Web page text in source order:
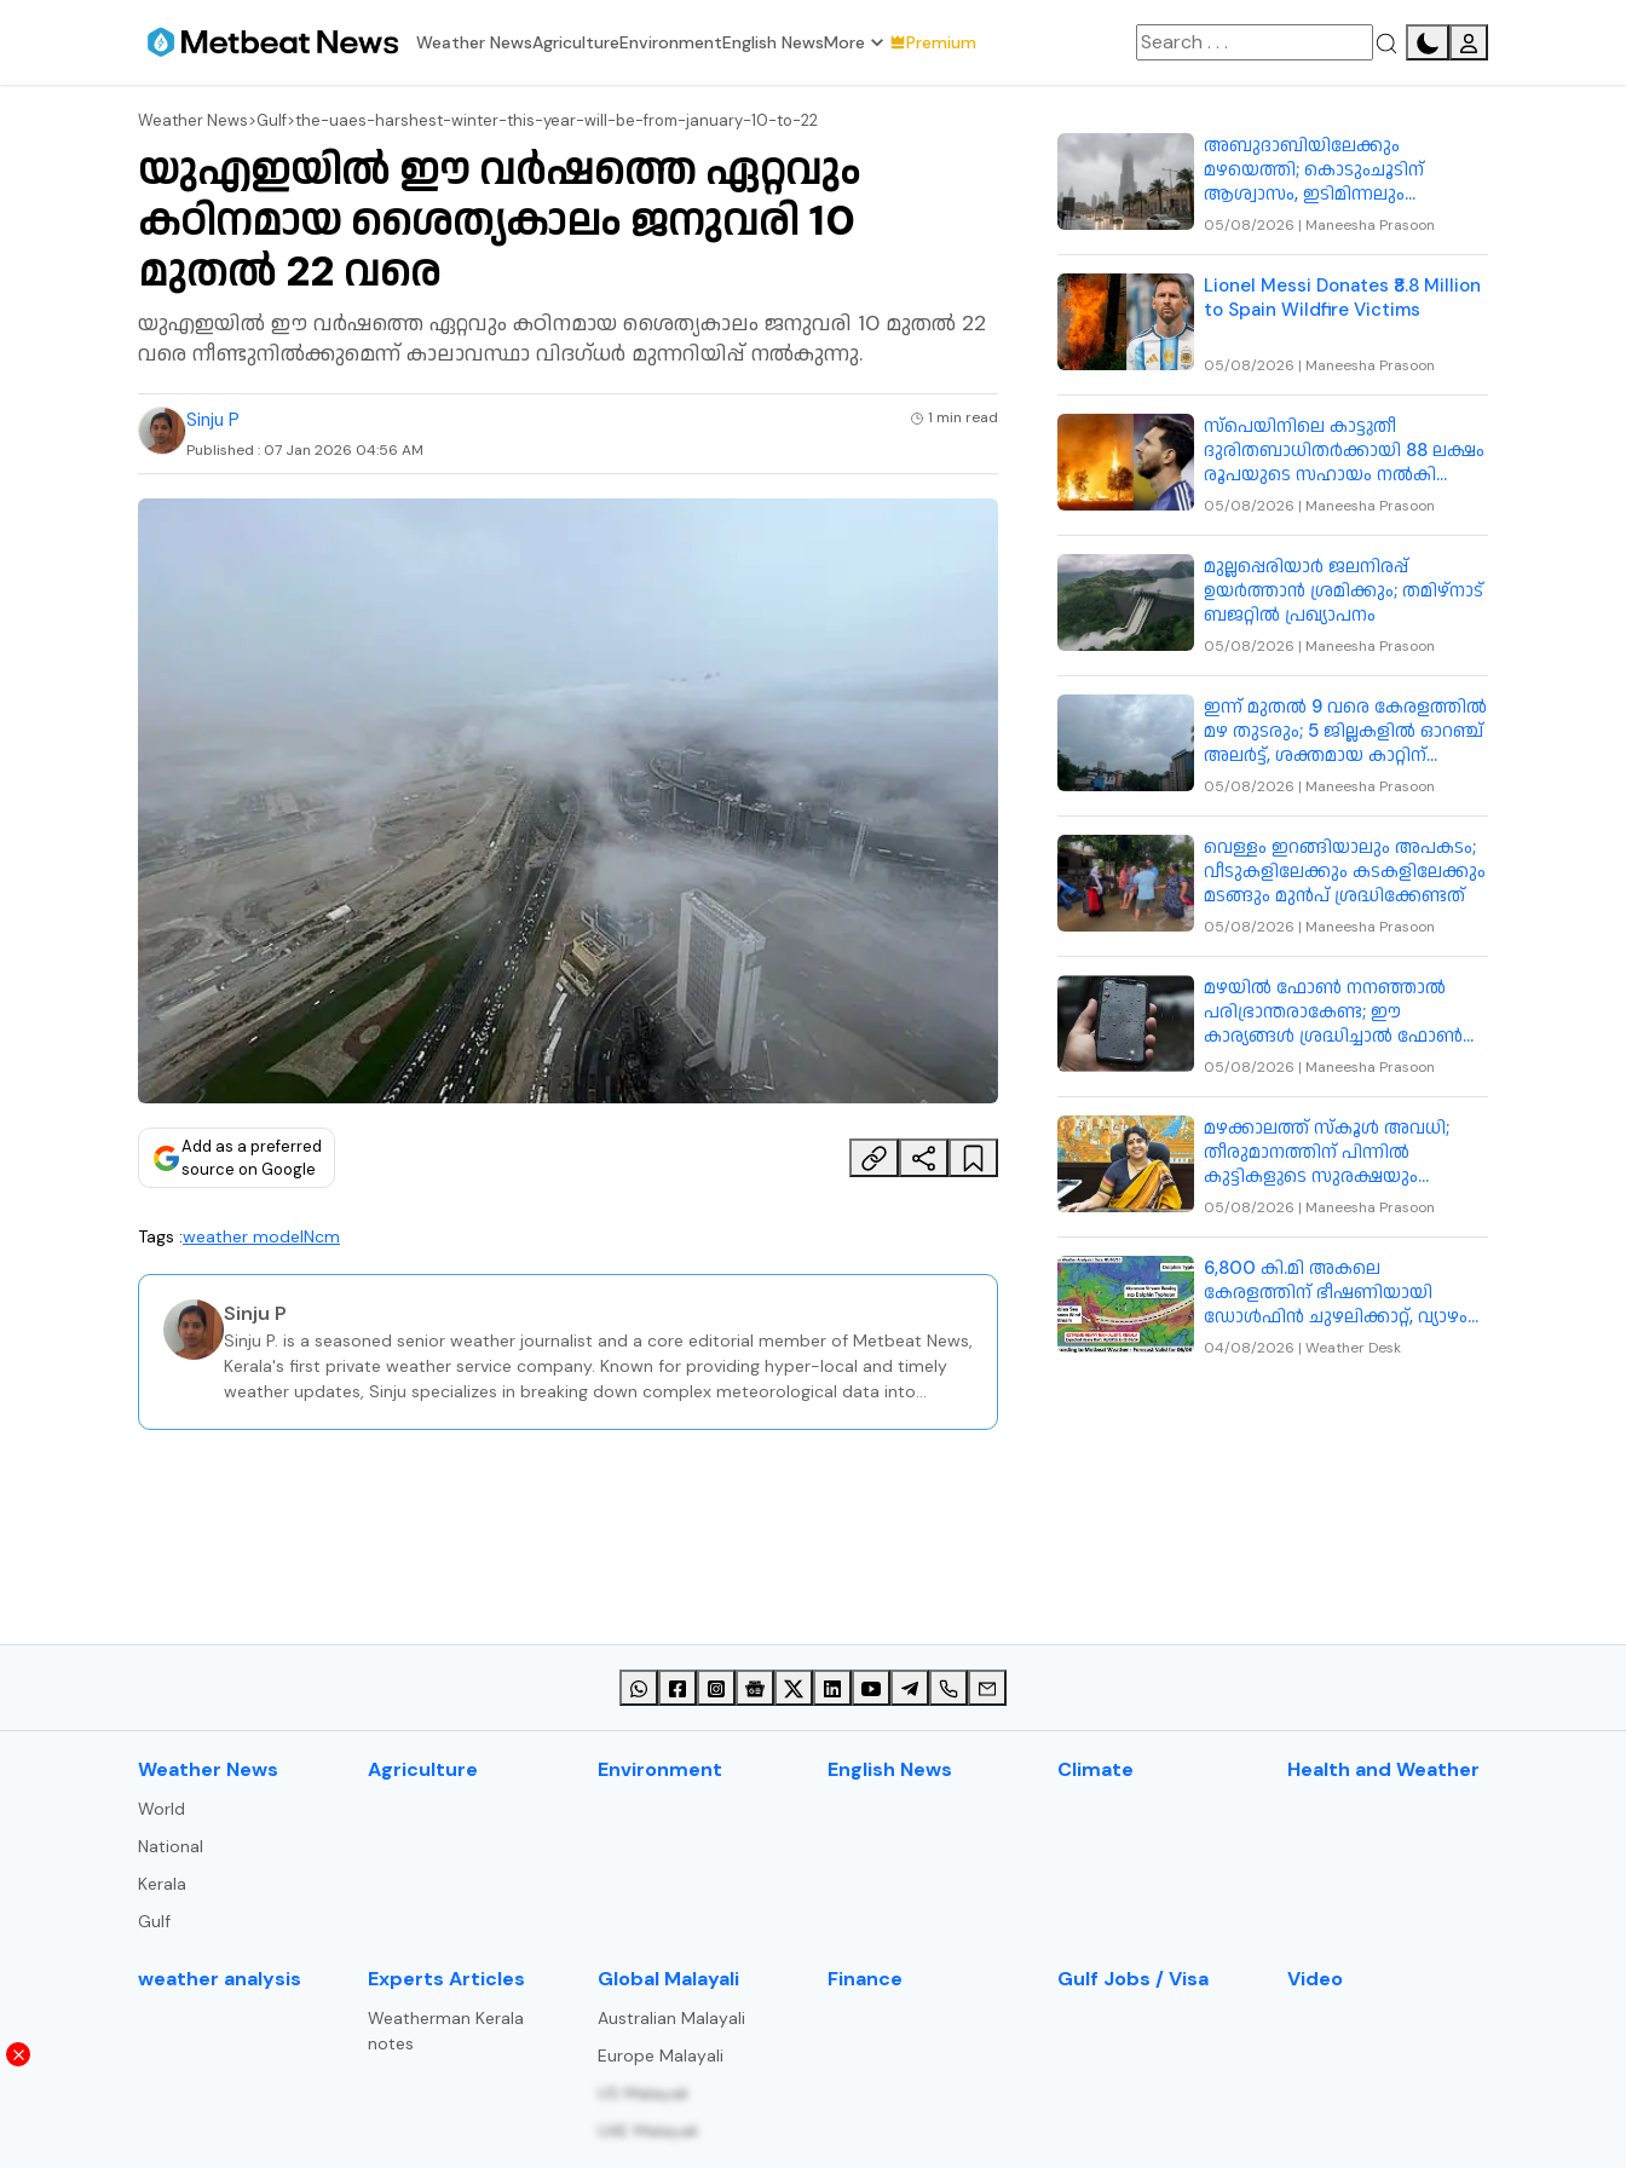
⁠Weather NewsAgricultureEnvironmentEnglish NewsMore Premium
⁠Weather News>Gulf>the-uaes-harshest-winter-this-year-will-be-from-january-10-to-22
യു‌എഇയിൽ ഈ വർഷത്തെ ഏറ്റവും
കഠിനമായ ശൈത്യകാലം ജനുവരി 10
മുതൽ 22 വരെ
യു‌എഇയിൽ ഈ വർഷത്തെ ഏറ്റവും കഠിനമായ ശൈത്യകാലം ജനുവരി 10 മുതൽ 22
വരെ നീണ്ടുനിൽക്കുമെന്ന് കാലാവസ്ഥാ വിദഗ്ധർ മുന്നറിയിപ്പ് നൽകുന്നു.
Sinju P 1 min read
Published : 07 Jan 2026 04:56 AM
Add as a preferred
source on Google
Tags :weather modelNcm
Sinju P
Sinju P. is a seasoned senior weather journalist and a core editorial member of Metbeat News,
Kerala's first private weather service company. Known for providing hyper-local and timely
weather updates, Sinju specializes in breaking down complex meteorological data into
അബുദാബിയിലേക്കും
മഴയെത്തി; കൊടുംചൂടിന്
ആശ്വാസം, ഇടിമിന്നലും
ശക്തമായ കാറ്റും
05/08/2026 | Maneesha Prasoon
Lionel Messi Donates ₹8.8 Million
to Spain Wildfire Victims
05/08/2026 | Maneesha Prasoon
സ്പെയിനിലെ കാട്ടുതീ
ദുരിതബാധിതർക്കായി 88 ലക്ഷം
രൂപയുടെ സഹായം നൽകി
ലയണൽ മെസ്സി
05/08/2026 | Maneesha Prasoon
മുല്ലപ്പെരിയാർ ജലനിരപ്പ്
ഉയർത്താൻ ശ്രമിക്കും; തമിഴ്നാട്
ബജറ്റിൽ പ്രഖ്യാപനം
05/08/2026 | Maneesha Prasoon
ഇന്ന് മുതൽ 9 വരെ കേരളത്തിൽ
മഴ തുടരും; 5 ജില്ലകളിൽ ഓറഞ്ച്
അലർട്ട്, ശക്തമായ കാറ്റിന്
സാധ്യത
05/08/2026 | Maneesha Prasoon
വെള്ളം ഇറങ്ങിയാലും അപകടം;
വീടുകളിലേക്കും കടകളിലേക്കും
മടങ്ങും മുൻപ് ശ്രദ്ധിക്കേണ്ടത്
05/08/2026 | Maneesha Prasoon
മഴയിൽ ഫോൺ നനഞ്ഞാൽ
പരിഭ്രാന്തരാകേണ്ട; ഈ
കാര്യങ്ങൾ ശ്രദ്ധിച്ചാൽ ഫോൺ
സംരക്ഷിക്കാം
05/08/2026 | Maneesha Prasoon
മഴക്കാലത്ത് സ്കൂൾ അവധി;
തീരുമാനത്തിന് പിന്നിൽ
കുട്ടികളുടെ സുരക്ഷയും
യാഥാർഥ്യ സാഹചര്യങ്ങളും:
05/08/2026 | Maneesha Prasoon
6,800 കി.മി അകലെ
കേരളത്തിന് ഭീഷണിയായി
ഡോൾഫിൻ ചുഴലിക്കാറ്റ്, വ്യാഴം
മുതൽ മഴ ശക്തമാകാൻ സാധ്യത
04/08/2026 | Weather Desk
⁠Weather News
World
National
Kerala
Gulf
Agriculture Environment English News Climate Health and Weather
weather analysis Experts Articles
Weatherman Kerala
notes
⁠Global Malayali
Australian Malayali
Europe Malayali
US Malayali
UAE Malayali
Finance Gulf Jobs / Visa Video